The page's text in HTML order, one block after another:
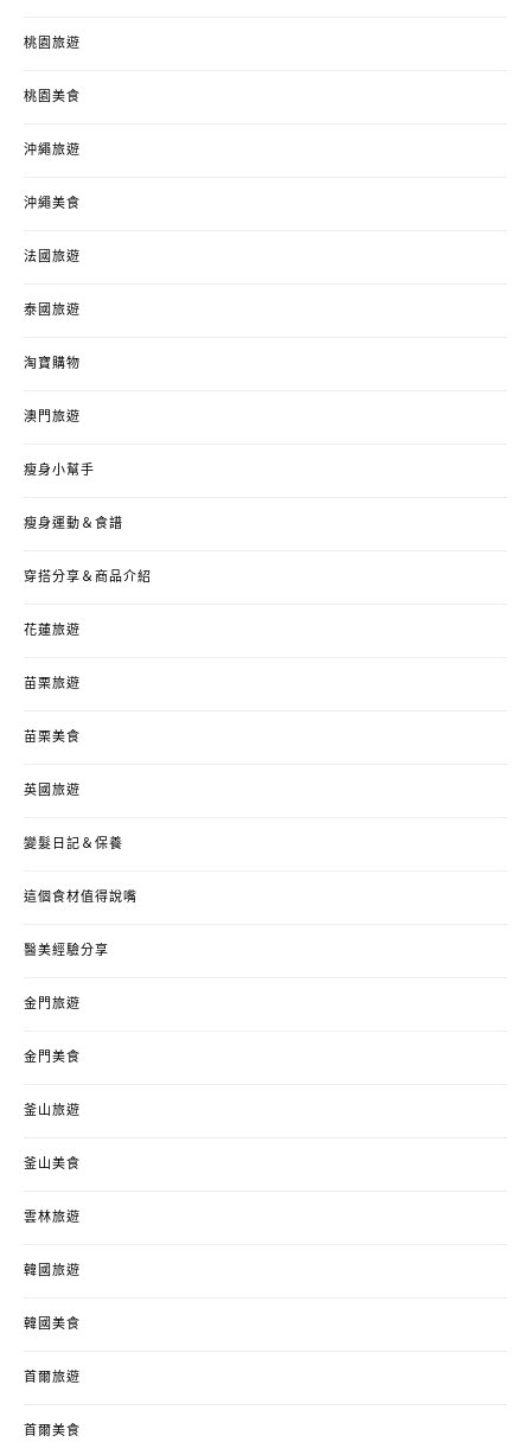
桃園旅遊
桃園美食
沖繩旅遊
沖繩美食
法國旅遊
泰國旅遊
淘寶購物
澳門旅遊
瘦身小幫手
瘦身運動＆食譜
穿搭分享＆商品介紹
花蓮旅遊
苗栗旅遊
苗栗美食
英國旅遊
變髮日記＆保養
這個食材值得說嘴
醫美經驗分享
金門旅遊
金門美食
釜山旅遊
釜山美食
雲林旅遊
韓國旅遊
韓國美食
首爾旅遊
首爾美食